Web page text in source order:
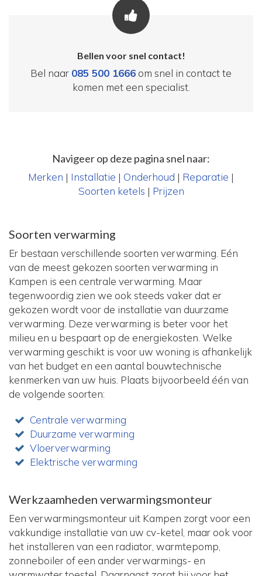
Bellen voor snel contact!
Bel naar 085 500 1666 om snel in contact te
komen met een specialist.
Navigeer op deze pagina snel naar:
Merken | Installatie | Onderhoud | Reparatie |
Soorten ketels | Prijzen
Soorten verwarming
Er bestaan verschillende soorten verwarming. Eén
van de meest gekozen soorten verwarming in
Kampen is een centrale verwarming. Maar
tegenwoordig zien we ook steeds vaker dat er
gekozen wordt voor de installatie van duurzame
verwarming. Deze verwarming is beter voor het
milieu en u bespaart op de energiekosten. Welke
verwarming geschikt is voor uw woning is afhankelijk
van het budget en een aantal bouwtechnische
kenmerken van uw huis. Plaats bijvoorbeeld één van
de volgende soorten:
Centrale verwarming
Duurzame verwarming
Vloerverwarming
Elektrische verwarming
Werkzaamheden verwarmingsmonteur
Een verwarmingsmonteur uit Kampen zorgt voor een
vakkundige installatie van uw cv-ketel, maar ook voor
het installeren van een radiator, warmtepomp,
zonneboiler of een ander verwarmings- en